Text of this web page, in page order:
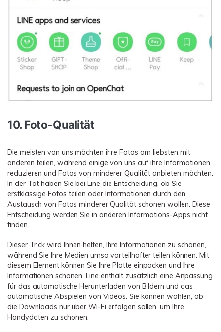
10. Foto-Qualität
Die meisten von uns möchten ihre Fotos am liebsten mit
anderen teilen, während einige von uns auf ihre Informationen
reduzieren und Fotos von minderer Qualität anbieten möchten.
In der Tat haben Sie bei Line die Entscheidung, ob Sie
erstklassige Fotos teilen oder Informationen durch den
Austausch von Fotos minderer Qualität schonen wollen. Diese
Entscheidung werden Sie in anderen Informations-Apps nicht
finden.
Dieser Trick wird Ihnen helfen, Ihre Informationen zu schonen,
während Sie Ihre Medien umso vorteilhafter teilen können. Mit
diesem Element können Sie Ihre Platte einpacken und Ihre
Informationen schonen. Line enthält zusätzlich eine Anpassung
für das automatische Herunterladen von Bildern und das
automatische Abspielen von Videos. Sie können wählen, ob
die Downloads nur über Wi-Fi erfolgen sollen, um Ihre
Handydaten zu schonen.